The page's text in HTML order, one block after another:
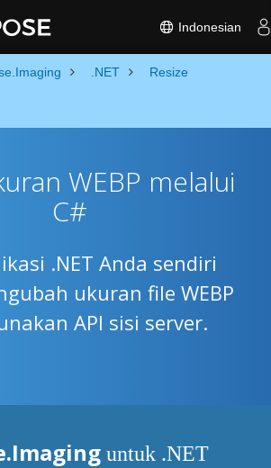
Indonesian
.NET Resize
WEBP melalui
C#
.NET Anda sendiri
ukuran file WEBP
API sisi server.
untuk .NET